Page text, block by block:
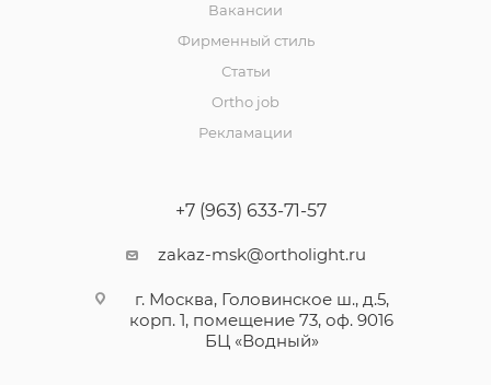
Вакансии
Фирменный стиль
Статьи
Ortho job
Рекламации
+7 (963) 633-71-57
zakaz-msk@ortholight.ru
г. Москва, Головинское ш., д.5,
корп. 1, помещение 73, оф. 9016
БЦ «Водный»